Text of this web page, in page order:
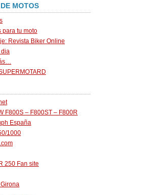
MOTOS
para tu moto
Revista Biker Online
dia
F800S – F800ST – F800R
España
1000
250 Fan site